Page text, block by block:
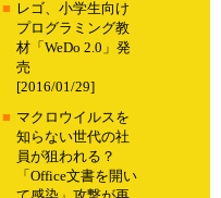
■ レゴ、小学生向け
プログラミング教
材「WeDo 2.0」発
売
[2016/01/29]
■ マクロウイルスを
知らない世代の社
員が狙われる？
「Office文書を開い